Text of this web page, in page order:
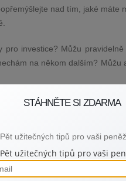
nad tím, jaké máte
investice? Můžu
na někom dalším? Můžu
na hodnotě a nechat je „ležet
STÁHNĚTE SI ZDARMA
Pět užitečných tipů pro vaši